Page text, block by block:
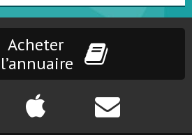
Acheter
l’annuaire